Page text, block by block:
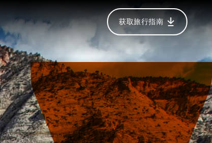
获取旅行指南